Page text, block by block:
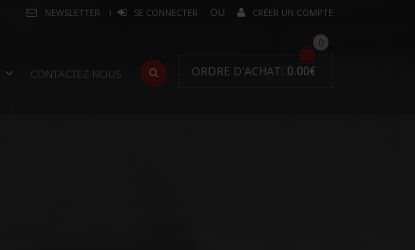
NEWSLETTER SE CONNECTER CRÉER UN COMPTE
CONTACTEZ-NOUS
0
ORDRE D'ACHAT: 0.00€